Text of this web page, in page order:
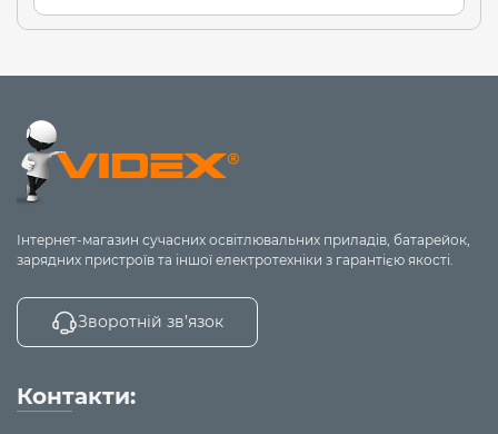
Інтернет-магазин сучасних освітлювальних приладів, батарейок,
зарядних пристроїв та іншої електротехніки з гарантією якості.
Зворотній зв’язок
Контакти: